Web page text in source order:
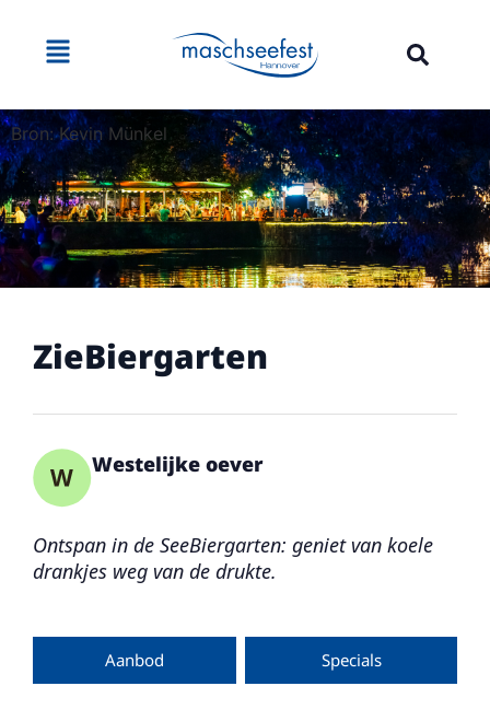
Bron: Kevin Münkel
ZieBiergarten
Westelijke oever
Ontspan in de SeeBiergarten: geniet van koele
drankjes weg van de drukte.
Aanbod Specials